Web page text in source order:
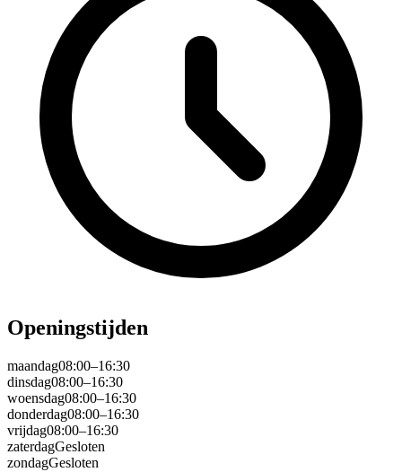
Openingstijden
maandag08:00–16:30
dinsdag08:00–16:30
woensdag08:00–16:30
donderdag08:00–16:30
vrijdag08:00–16:30
zaterdagGesloten
zondagGesloten